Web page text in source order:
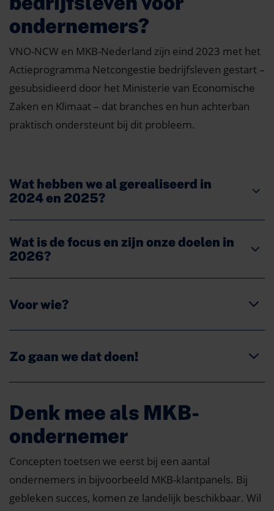
ondernemers?
VNO-NCW en MKB-Nederland zijn eind 2023 met het
Actieprogramma Netcongestie bedrijfsleven gestart –
gesubsidieerd door het Ministerie van Economische
Zaken en Klimaat – dat branches en hun achterban
praktisch ondersteunt bij dit probleem.
Wat hebben we al gerealiseerd in
2024 en 2025?
Wat is de focus en zijn onze doelen in
2026?
Voor wie?
Zo gaan we dat doen!
Denk mee als MKB-
ondernemer
Concepten toetsen we eerst bij een aantal
ondernemers in bijvoorbeeld MKB-klantpanels. Bij
gebleken succes, komen ze landelijk beschikbaar. Wil